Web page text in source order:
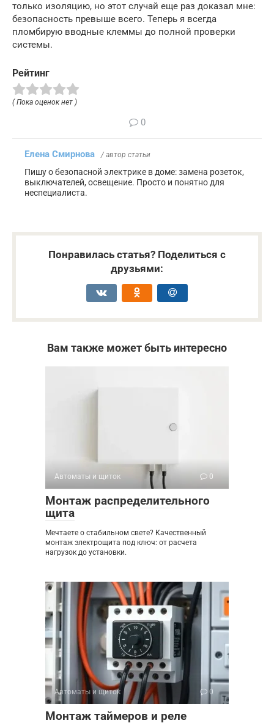
только изоляцию, но этот случай еще раз доказал мне:
безопасность превыше всего. Теперь я всегда
пломбирую вводные клеммы до полной проверки
системы.
Рейтинг
( Пока оценок нет )
0
Елена Смирнова / автор статьи
Пишу о безопасной электрике в доме: замена розеток,
выключателей, освещение. Просто и понятно для
неспециалиста.
Понравилась статья? Поделиться с
друзьями:
Вам также может быть интересно
Автоматы и щиток 0
Монтаж распределительного
щита
Мечтаете о стабильном свете? Качественный
монтаж электрощита под ключ: от расчета
нагрузок до установки.
Автоматы и щиток 0
Монтаж таймеров и реле